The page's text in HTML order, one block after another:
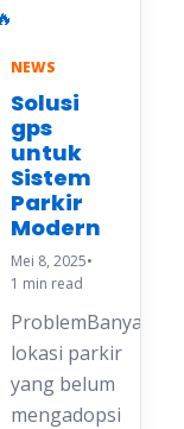
NEWS
Solusi
gps
untuk
Sistem
Parkir
Modern
Mei 8, 2025•
1 min read
ProblemBanyak
lokasi parkir
yang belum
mengadopsi